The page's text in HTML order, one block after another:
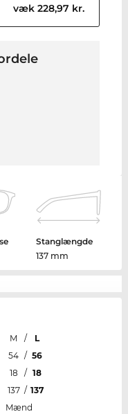
væk 228,97 kr.
Stanglængde
137 mm
M /
L
54 / 56
18 / 18
137 / 137
Mænd